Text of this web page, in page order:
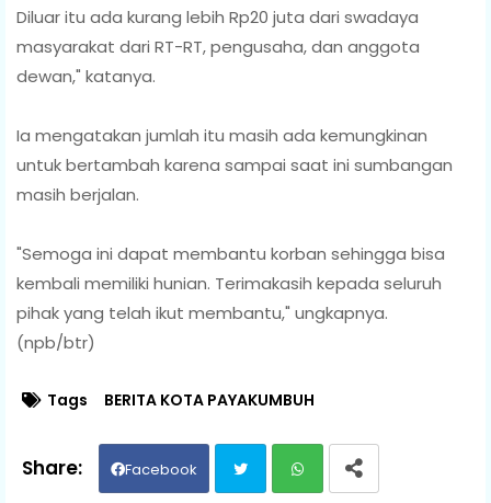
Diluar itu ada kurang lebih Rp20 juta dari swadaya
masyarakat dari RT-RT, pengusaha, dan anggota
dewan," katanya.
Ia mengatakan jumlah itu masih ada kemungkinan
untuk bertambah karena sampai saat ini sumbangan
masih berjalan.
"Semoga ini dapat membantu korban sehingga bisa
kembali memiliki hunian. Terimakasih kepada seluruh
pihak yang telah ikut membantu," ungkapnya.
(npb/btr)
Tags BERITA KOTA PAYAKUMBUH
Facebook